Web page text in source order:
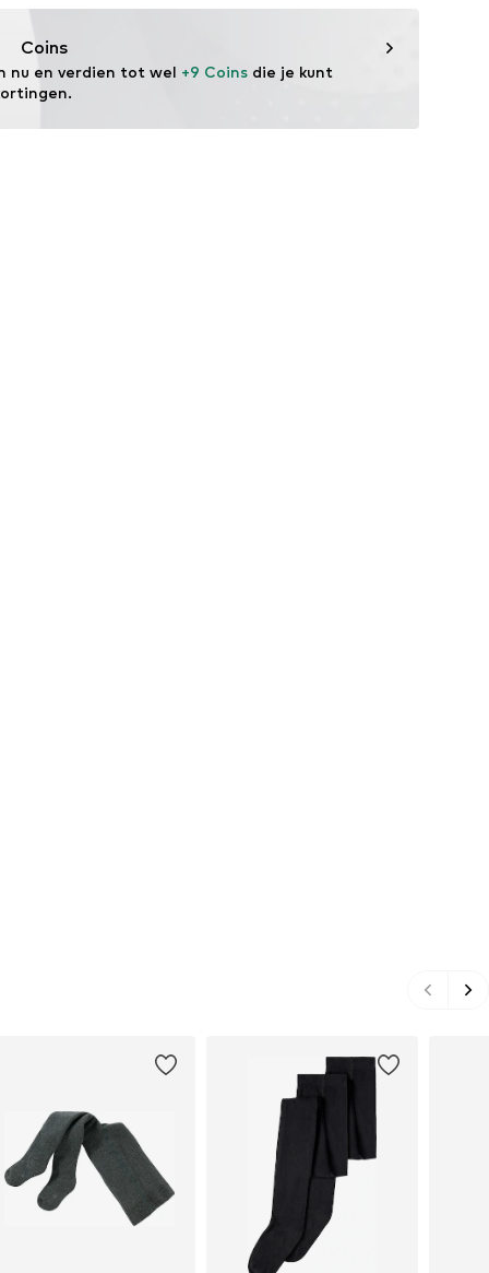
temperatuur
Coins
nu en verdien tot wel +9 Coins die je kunt